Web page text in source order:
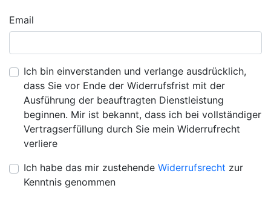
Email
Ich bin einverstanden und verlange ausdrücklich,
dass Sie vor Ende der Widerrufsfrist mit der
Ausführung der beauftragten Dienstleistung
beginnen. Mir ist bekannt, dass ich bei vollständiger
Vertragserfüllung durch Sie mein Widerrufrecht
verliere
Ich habe das mir zustehende Widerrufsrecht zur
Kenntnis genommen